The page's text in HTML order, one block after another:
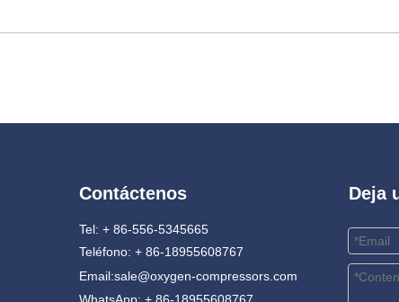
Contáctenos
Tel: + 86-556-5345665
Teléfono: + 86-18955608767
Email:sale@oxygen-compressors.com
WhatsApp: + 86-18955608767
Deja